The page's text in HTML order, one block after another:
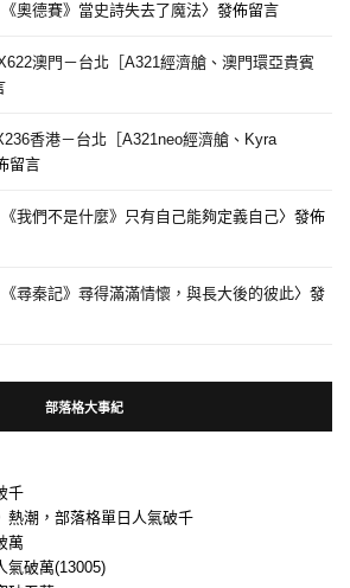
奧德賽》當史詩失去了魔法〉發佈留言
澳門－台北［A321經濟艙、澳門環亞貴賓
香港－台北［A321neo經濟艙、Kyra
留言
我們不是什麼》只有自己能夠定義自己〉發佈
尋秦記》尋得滿滿情懷，與長大後的彼此〉發
部落格大事紀
千
熱潮，部落格單日人氣破千
萬
氣破萬(13005)